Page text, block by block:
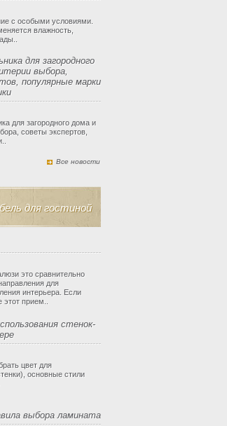
с особыми условиями.
влажность,
для загородного
выбора,
популярные марки
для загородного дома и
советы экспертов,
Все новости
для гостиной
это сравнительно
для
интерьера. Если
прием..
стенок-
цвет для
основные стили
выбора ламината